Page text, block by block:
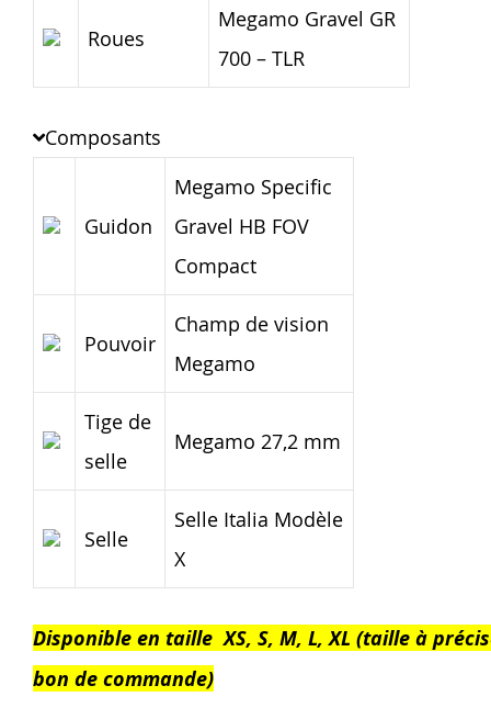
Roues
Megamo Gravel GR
700 – TLR
Composants
Guidon
Megamo Specific
Gravel HB FOV
Compact
Pouvoir
Champ de vision
Megamo
Tige de
selle
Megamo 27,2 mm
Selle
Selle Italia Modèle
X
Disponible en taille XS, S, M, L, XL (taille à
bon de commande)